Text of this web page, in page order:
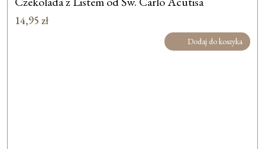
14,95 zł
Dodaj do koszyka